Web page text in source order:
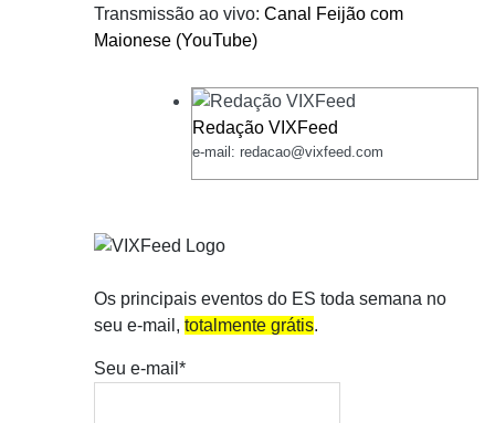
Transmissão ao vivo: Canal Feijão com
Maionese (YouTube)
Redação VIXFeed
e-mail: redacao@vixfeed.com
Os principais eventos do ES toda semana no
seu e-mail, totalmente grátis.
Seu e-mail*